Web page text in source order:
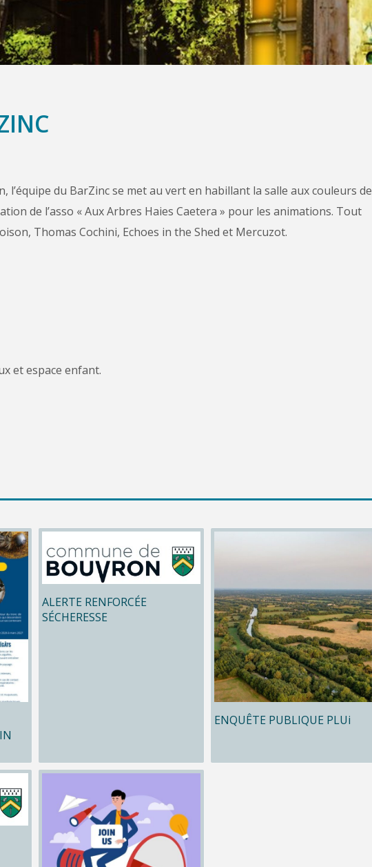
l’équipe du BarZinc se met au vert en habillant la salle aux couleurs de
de l’asso « Aux Arbres Haies Caetera » pour les animations. Tout
Thomas Cochini, Echoes in the Shed et Mercuzot.
et espace enfant.
ALERTE RENFORCÉE
SÉCHERESSE
ENQUÊTE PUBLIQUE PLUi